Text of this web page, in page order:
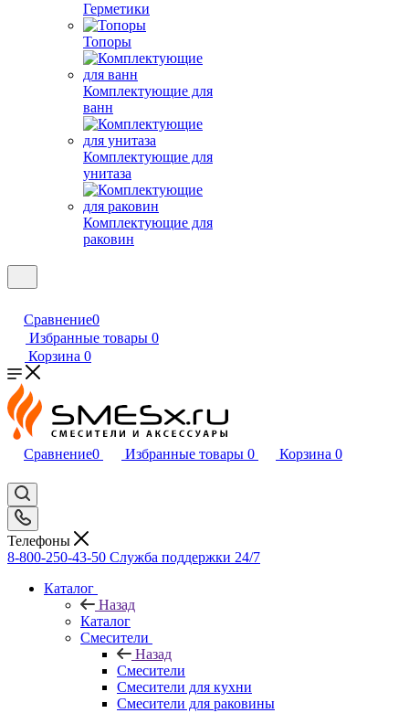
Герметики
Топоры
Комплектующие для
ванн
Комплектующие для
унитаза
Комплектующие для
раковин
Сравнение0
Избранные товары 0
Корзина 0
Сравнение0 Избранные товары 0 Корзина 0
Телефоны
8-800-250-43-50 Служба поддержки 24/7
Каталог
Назад
Каталог
Смесители
Назад
Смесители
Смесители для кухни
Смесители для раковины